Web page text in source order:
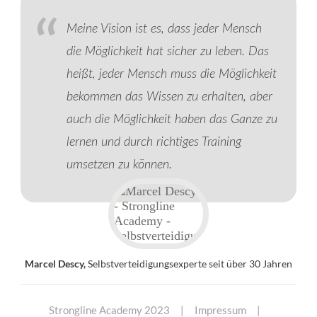
“
Meine Vision ist es, dass jeder Mensch
die Möglichkeit hat sicher zu leben. Das
heißt, jeder Mensch muss die Möglichkeit
bekommen das Wissen zu erhalten, aber
auch die Möglichkeit haben das Ganze zu
lernen und durch richtiges Training
umsetzen zu können.
Marcel Descy,Selbstverteidigungsexperte seit über 30 Jahren
Strongline Academy 2023 | Impressum|